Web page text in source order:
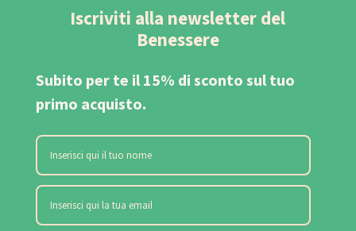
Iscriviti alla newsletter del
Benessere
Subito per te il 15% di sconto sul tuo
primo acquisto.